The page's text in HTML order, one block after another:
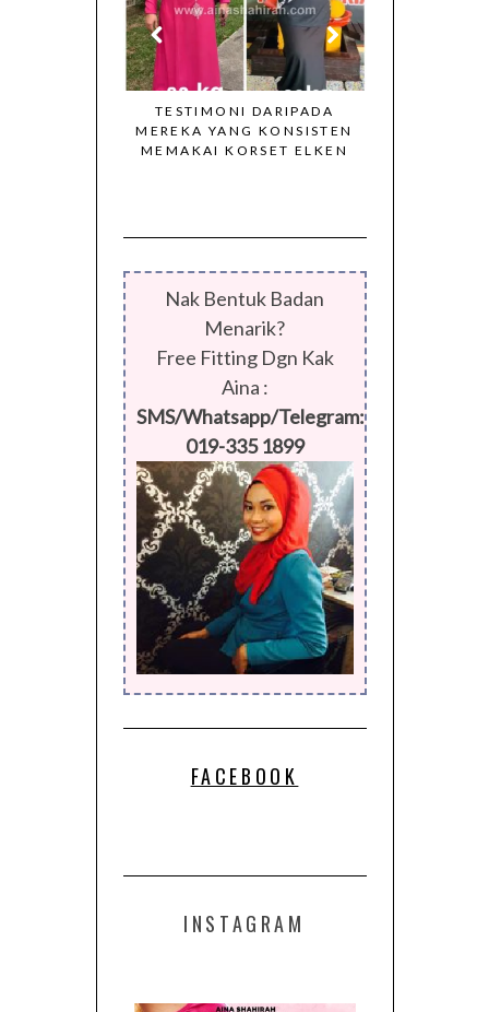
APA KATA MEREKA TENTANG
KORSET ELKEN?
Nak Bentuk Badan
Menarik?
Free Fitting Dgn Kak
Aina :
SMS/Whatsapp/Telegram:
019-335 1899
FACEBOOK
INSTAGRAM